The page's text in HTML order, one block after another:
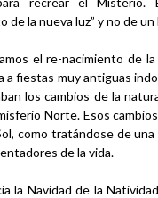
de la nueva luz” y no de un
el re-nacimiento de
a fiestas muy antiguas
los cambios de la
Norte. Esos
como tratándose de
de la vida.
la Navidad de la